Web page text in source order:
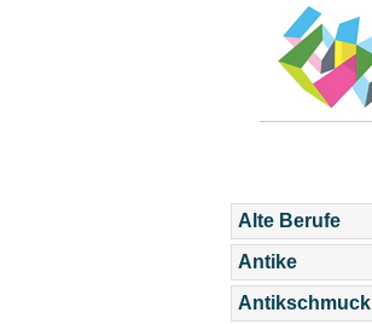
Alte Berufe
Antike
Antikschmuck